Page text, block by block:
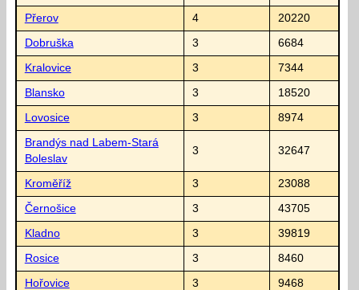
Přerov 4 20220
Dobruška 3 6684
Kralovice 3 7344
Blansko 3 18520
Lovosice 3 8974
Brandýs nad Labem-Stará
Boleslav
3 32647
Kroměříž 3 23088
Černošice 3 43705
Kladno 3 39819
Rosice 3 8460
Hořovice 3 9468